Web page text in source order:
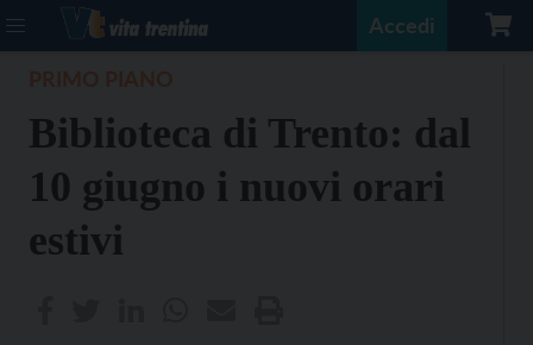
Accedi
Biblioteca di Trento: dal
10 giugno i nuovi orari
estivi